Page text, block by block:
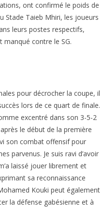
ont confirmé le poids de
Stade Taieb Mhiri, les joueurs
leurs postes respectifs,
manqué contre le SG.
pour décrocher la coupe, il
lors de ce quart de finale.
excentré dans son 3-5-2
le début de la première
son combat offensif pour
parvenus. Je suis ravi d’avoir
laissé jouer librement et
sa reconnaissance
Kouki peut également
la défense gabésienne et à